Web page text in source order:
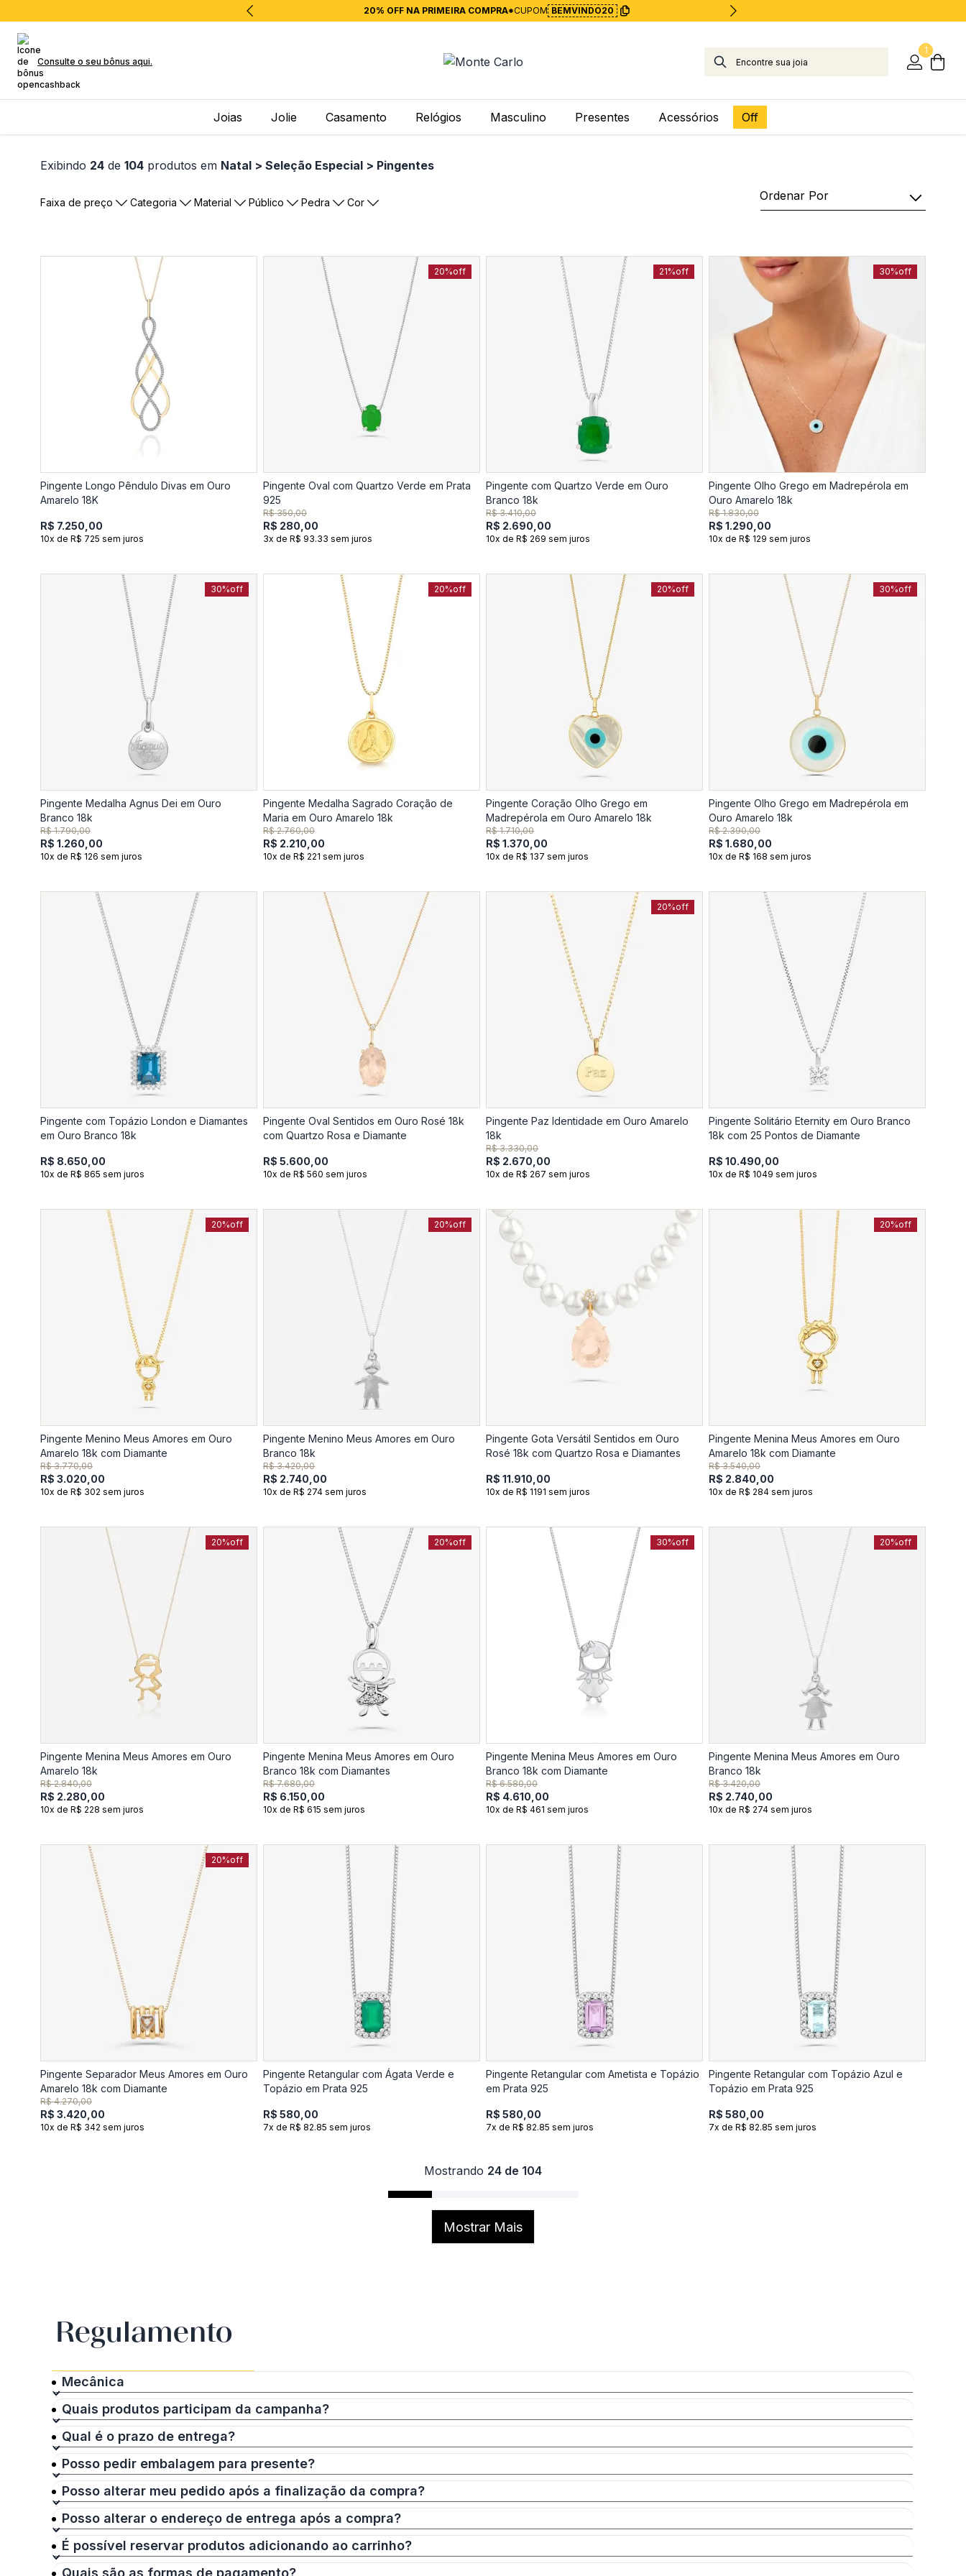
20% OFF NA PRIMEIRA COMPRA*CUPOM BEMVINDO20
Consulte o seu bônus aqui.
1
Joias Jolie Casamento Relógios Masculino Presentes Acessórios Off
Exibindo 24 de 104 produtos em Natal > Seleção Especial > Pingentes
Faixa de preço Categoria Material Público Pedra Cor Ordenar Por
Pingente Longo Pêndulo Divas em Ouro
Amarelo 18K
R$ 7.250,00
10x de R$ 725 sem juros
20%off
Pingente Oval com Quartzo Verde em Prata
925
R$ 350,00
R$ 280,00
3x de R$ 93.33 sem juros
21%off
Pingente com Quartzo Verde em Ouro
Branco 18k
R$ 3.410,00
R$ 2.690,00
10x de R$ 269 sem juros
30%off
Pingente Olho Grego em Madrepérola em
Ouro Amarelo 18k
R$ 1.830,00
R$ 1.290,00
10x de R$ 129 sem juros
30%off
Pingente Medalha Agnus Dei em Ouro
Branco 18k
R$ 1.790,00
R$ 1.260,00
10x de R$ 126 sem juros
20%off
Pingente Medalha Sagrado Coração de
Maria em Ouro Amarelo 18k
R$ 2.760,00
R$ 2.210,00
10x de R$ 221 sem juros
20%off
Pingente Coração Olho Grego em
Madrepérola em Ouro Amarelo 18k
R$ 1.710,00
R$ 1.370,00
10x de R$ 137 sem juros
30%off
Pingente Olho Grego em Madrepérola em
Ouro Amarelo 18k
R$ 2.390,00
R$ 1.680,00
10x de R$ 168 sem juros
Pingente com Topázio London e Diamantes
em Ouro Branco 18k
R$ 8.650,00
10x de R$ 865 sem juros
Pingente Oval Sentidos em Ouro Rosé 18k
com Quartzo Rosa e Diamante
R$ 5.600,00
10x de R$ 560 sem juros
20%off
Pingente Paz Identidade em Ouro Amarelo
18k
R$ 3.330,00
R$ 2.670,00
10x de R$ 267 sem juros
Pingente Solitário Eternity em Ouro Branco
18k com 25 Pontos de Diamante
R$ 10.490,00
10x de R$ 1049 sem juros
20%off
Pingente Menino Meus Amores em Ouro
Amarelo 18k com Diamante
R$ 3.770,00
R$ 3.020,00
10x de R$ 302 sem juros
20%off
Pingente Menino Meus Amores em Ouro
Branco 18k
R$ 3.420,00
R$ 2.740,00
10x de R$ 274 sem juros
Pingente Gota Versátil Sentidos em Ouro
Rosé 18k com Quartzo Rosa e Diamantes
R$ 11.910,00
10x de R$ 1191 sem juros
20%off
Pingente Menina Meus Amores em Ouro
Amarelo 18k com Diamante
R$ 3.540,00
R$ 2.840,00
10x de R$ 284 sem juros
20%off
Pingente Menina Meus Amores em Ouro
Amarelo 18k
R$ 2.840,00
R$ 2.280,00
10x de R$ 228 sem juros
20%off
Pingente Menina Meus Amores em Ouro
Branco 18k com Diamantes
R$ 7.680,00
R$ 6.150,00
10x de R$ 615 sem juros
30%off
Pingente Menina Meus Amores em Ouro
Branco 18k com Diamante
R$ 6.580,00
R$ 4.610,00
10x de R$ 461 sem juros
20%off
Pingente Menina Meus Amores em Ouro
Branco 18k
R$ 3.420,00
R$ 2.740,00
10x de R$ 274 sem juros
20%off
Pingente Separador Meus Amores em Ouro
Amarelo 18k com Diamante
R$ 4.270,00
R$ 3.420,00
10x de R$ 342 sem juros
Pingente Retangular com Ágata Verde e
Topázio em Prata 925
R$ 580,00
7x de R$ 82.85 sem juros
Pingente Retangular com Ametista e Topázio
em Prata 925
R$ 580,00
7x de R$ 82.85 sem juros
Pingente Retangular com Topázio Azul e
Topázio em Prata 925
R$ 580,00
7x de R$ 82.85 sem juros
Mostrando 24 de 104
Mostrar Mais
Regulamento
Mecânica
Quais produtos participam da campanha?
Qual é o prazo de entrega?
Posso pedir embalagem para presente?
Posso alterar meu pedido após a finalização da compra?
Posso alterar o endereço de entrega após a compra?
É possível reservar produtos adicionando ao carrinho?
Quais são as formas de pagamento?